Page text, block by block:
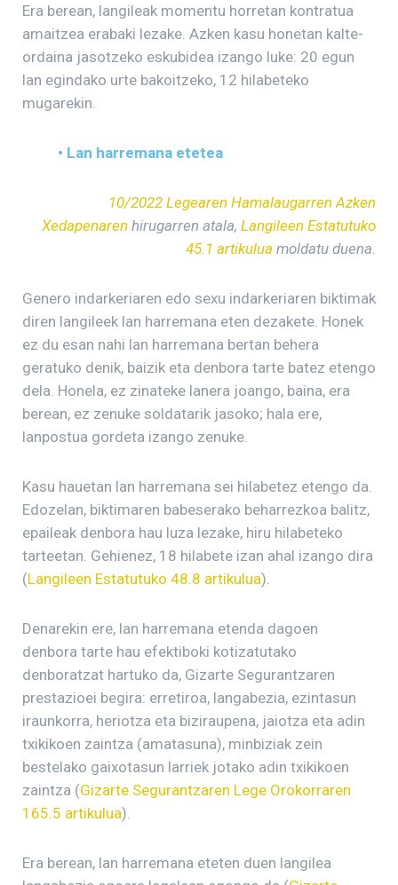
Era berean, langileak momentu horretan kontratua
amaitzea erabaki lezake. Azken kasu honetan kalte-
ordaina jasotzeko eskubidea izango luke: 20 egun
lan egindako urte bakoitzeko, 12 hilabeteko
mugarekin.
• Lan harremana etetea
10/2022 Legearen Hamalaugarren Azken
Xedapenaren hirugarren atala, Langileen Estatutuko
45.1 artikulua moldatu duena.
Genero indarkeriaren edo sexu indarkeriaren biktimak
diren langileek lan harremana eten dezakete. Honek
ez du esan nahi lan harremana bertan behera
geratuko denik, baizik eta denbora tarte batez etengo
dela. Honela, ez zinateke lanera joango, baina, era
berean, ez zenuke soldatarik jasoko; hala ere,
lanpostua gordeta izango zenuke.
Kasu hauetan lan harremana sei hilabetez etengo da.
Edozelan, biktimaren babeserako beharrezkoa balitz,
epaileak denbora hau luza lezake, hiru hilabeteko
tarteetan. Gehienez, 18 hilabete izan ahal izango dira
(Langileen Estatutuko 48.8 artikulua).
Denarekin ere, lan harremana etenda dagoen
denbora tarte hau efektiboki kotizatutako
denboratzat hartuko da, Gizarte Segurantzaren
prestazioei begira: erretiroa, langabezia, ezintasun
iraunkorra, heriotza eta biziraupena, jaiotza eta adin
txikikoen zaintza (amatasuna), minbiziak zein
bestelako gaixotasun larriek jotako adin txikikoen
zaintza (Gizarte Segurantzaren Lege Orokorraren
165.5 artikulua).
Era berean, lan harremana eteten duen langilea